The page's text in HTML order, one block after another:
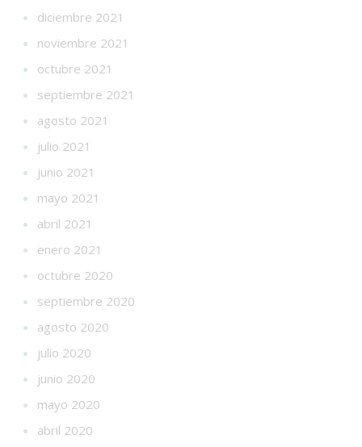
diciembre 2021
noviembre 2021
octubre 2021
septiembre 2021
agosto 2021
julio 2021
junio 2021
mayo 2021
abril 2021
enero 2021
octubre 2020
septiembre 2020
agosto 2020
julio 2020
junio 2020
mayo 2020
abril 2020